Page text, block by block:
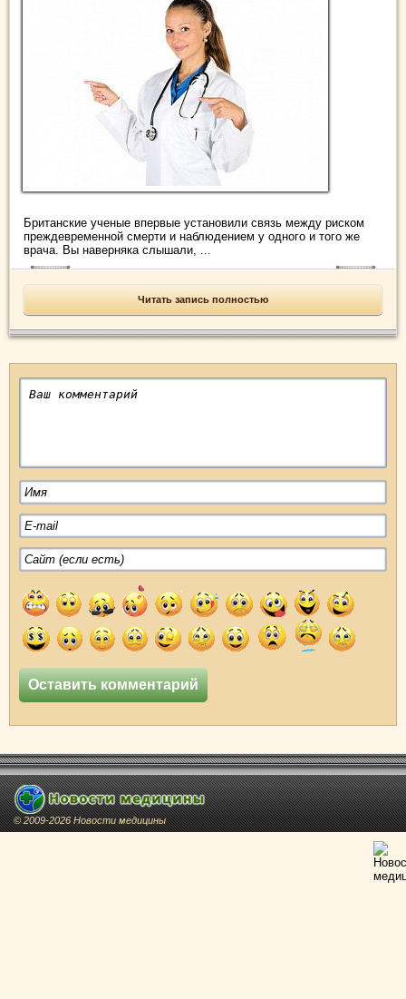
Британские ученые впервые установили связь между риском
преждевременной смерти и наблюдением у одного и того же
врача. Вы наверняка слышали, ...
Читать запись полностью
© 2009-2026 Новости медицины